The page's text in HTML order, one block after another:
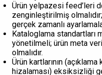
Ürün yelpazesi feed’leri
zenginleştirilmiş
gerçek zamanlı
Kataloglama
yönetilmeli; ürün meta
olmalıdır.
Ürün kartlarının
hizalaması) eksiksizliği